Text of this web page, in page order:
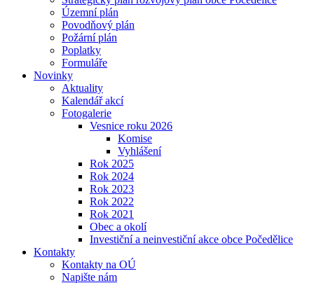
Územní plán
Povodňový plán
Požární plán
Poplatky
Formuláře
Novinky
Aktuality
Kalendář akcí
Fotogalerie
Vesnice roku 2026
Komise
Vyhlášení
Rok 2025
Rok 2024
Rok 2023
Rok 2022
Rok 2021
Obec a okolí
Investiční a neinvestiční akce obce Počedělice
Kontakty
Kontakty na OÚ
Napište nám